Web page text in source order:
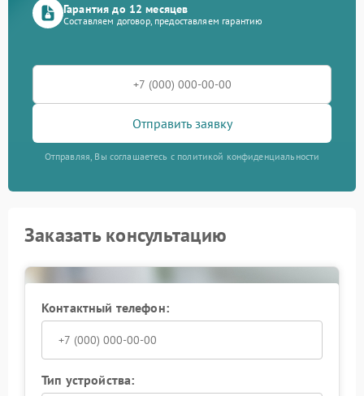
Гарантия до 12 месяцев
Составляем договор, предоставляем гарантию
Отправить заявку
Отправляя, Вы соглашаетесь с политикой конфиденциальности
Заказать консультацию
Контактный телефон:
Тип устройства: